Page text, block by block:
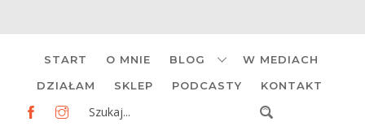
content
START O MNIE BLOG W MEDIACH
DZIAŁAM SKLEP PODCASTY KONTAKT